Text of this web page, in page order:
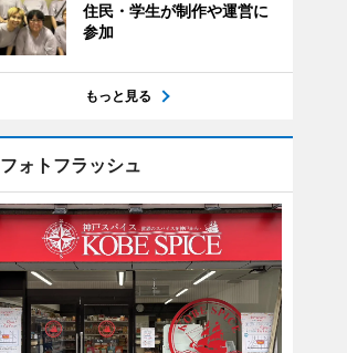
住民・学生が制作や運営に
参加
もっと見る
フォトフラッシュ